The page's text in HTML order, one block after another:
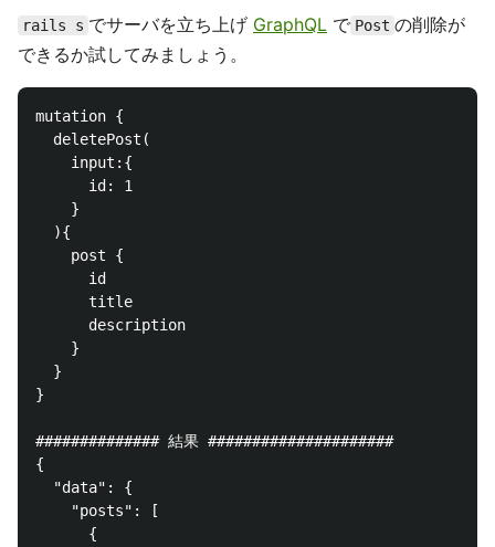
rails s でサーバを立ち上げ GraphQL で Post の削除が
できるか試してみましょう。
mutation {
  deletePost(
    input:{
      id: 1
    }
  ){
    post {
      id
      title
      description
    }
  }
}
############## 結果 #####################
{
  "data": {
    "posts": [
      {